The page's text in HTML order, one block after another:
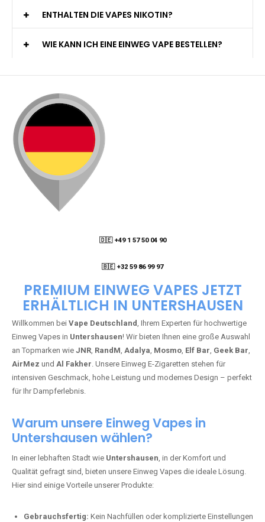
ENTHALTEN DIE VAPES NIKOTIN?
WIE KANN ICH EINE EINWEG VAPE BESTELLEN?
🇩🇪 +49 1 57 50 04 90
🇧🇪 +32 59 86 99 97
PREMIUM EINWEG VAPES JETZT
ERHÄLTLICH IN UNTERSHAUSEN
Willkommen bei Vape Deutschland, Ihrem Experten für hochwertige
Einweg Vapes in Untershausen! Wir bieten Ihnen eine große Auswahl
an Topmarken wie JNR, RandM, Adalya, Mosmo, Elf Bar, Geek Bar,
AirMez und Al Fakher. Unsere Einweg E-Zigaretten stehen für
intensiven Geschmack, hohe Leistung und modernes Design – perfekt
für Ihr Dampferlebnis.
Warum unsere Einweg Vapes in
Untershausen wählen?
In einer lebhaften Stadt wie Untershausen, in der Komfort und
Qualität gefragt sind, bieten unsere Einweg Vapes die ideale Lösung.
Hier sind einige Vorteile unserer Produkte:
Gebrauchsfertig: Kein Nachfüllen oder komplizierte Einstellungen